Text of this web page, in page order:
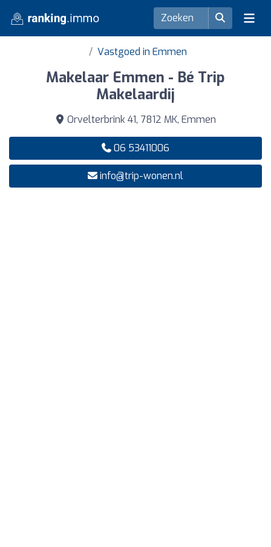
Vastgoed in Emmen
Makelaar Emmen - Bé Trip
Makelaardij
Orvelterbrink 41, 7812 MK, Emmen
06 53411006
info@trip-wonen.nl